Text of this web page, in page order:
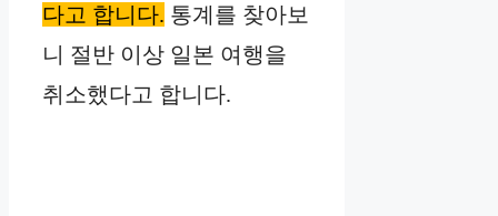
다고 합니다. 통계를 찾아보
니 절반 이상 일본 여행을
취소했다고 합니다.